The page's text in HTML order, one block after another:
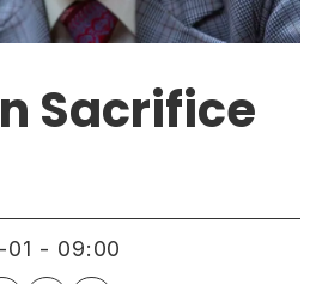
Sacrifice
01 - 09:00